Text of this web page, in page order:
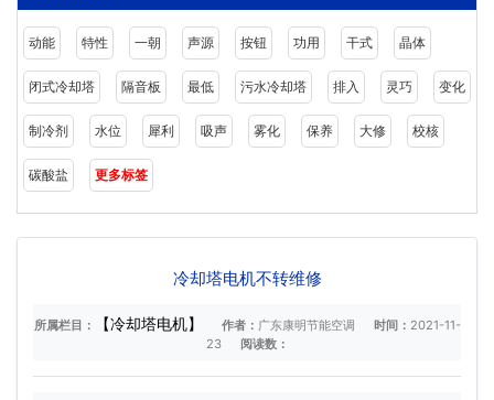
动能 特性 一朝 声源 按钮 功用 干式 晶体
闭式冷却塔 隔音板 最低 污水冷却塔 排入 灵巧 变化
制冷剂 水位 犀利 吸声 雾化 保养 大修 校核
碳酸盐 更多标签
冷却塔电机不转维修
所属栏目： 【冷却塔电机】 作者： 广东康明节能空调 时间： 2021-11-
23
阅读数：